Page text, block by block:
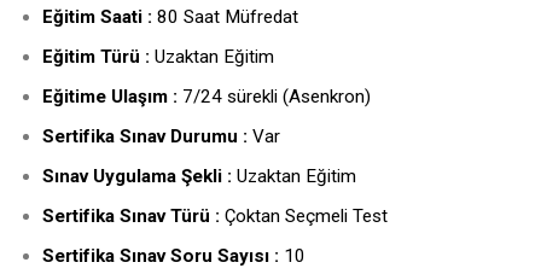
Eğitim Saati : 80 Saat Müfredat
Eğitim Türü : Uzaktan Eğitim
Eğitime Ulaşım : 7/24 sürekli (Asenkron)
Sertifika Sınav Durumu : Var
Sınav Uygulama Şekli : Uzaktan Eğitim
Sertifika Sınav Türü : Çoktan Seçmeli Test
Sertifika Sınav Soru Sayısı : 10